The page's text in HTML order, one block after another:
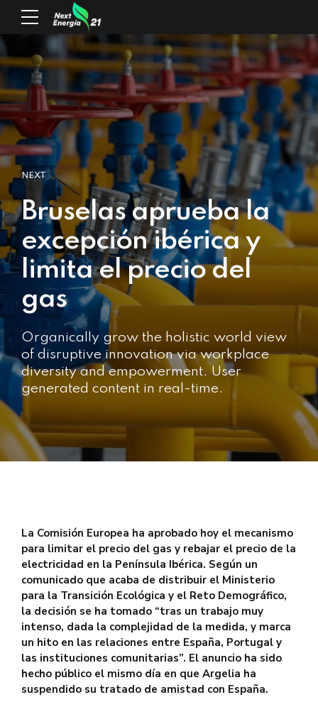
NEXT
Bruselas aprueba la
excepción ibérica y
limita el precio del
gas
Organically grow the holistic world view
of disruptive innovation via workplace
diversity and empowerment. User
generated content in real-time.
La Comisión Europea ha aprobado hoy el mecanismo
para limitar el precio del gas y rebajar el precio de la
electricidad en la Península Ibérica. Según un
comunicado que acaba de distribuir el Ministerio
para la Transición Ecológica y el Reto Demográfico,
la decisión se ha tomado “tras un trabajo muy
intenso, dada la complejidad de la medida, y marca
un hito en las relaciones entre España, Portugal y
las instituciones comunitarias”. El anuncio ha sido
hecho público el mismo día en que Argelia ha
suspendido su tratado de amistad con España.